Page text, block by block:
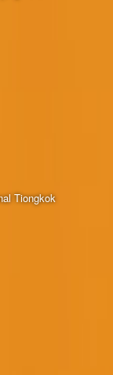
Tiongkok